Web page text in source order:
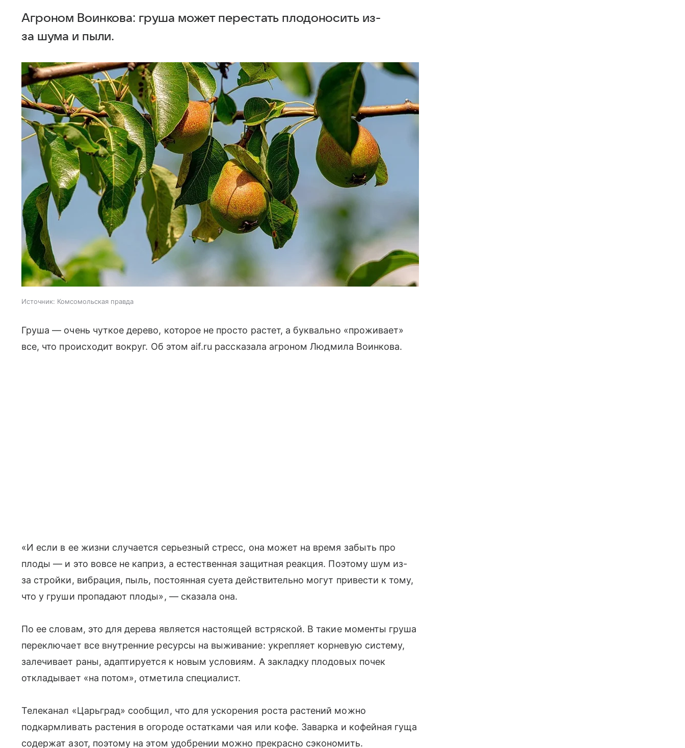
Агроном Воинкова: груша может перестать плодоносить из-
за шума и пыли.
Источник: Комсомольская правда
Груша — очень чуткое дерево, которое не просто растет, а буквально «проживает»
все, что происходит вокруг. Об этом aif.ru рассказала агроном Людмила Воинкова.
«И если в ее жизни случается серьезный стресс, она может на время забыть про
плоды — и это вовсе не каприз, а естественная защитная реакция. Поэтому шум из-
за стройки, вибрация, пыль, постоянная суета действительно могут привести к тому,
что у груши пропадают плоды», — сказала она.
По ее словам, это для дерева является настоящей встряской. В такие моменты груша
переключает все внутренние ресурсы на выживание: укрепляет корневую систему,
залечивает раны, адаптируется к новым условиям. А закладку плодовых почек
откладывает «на потом», отметила специалист.
Телеканал «Царьград» сообщил, что для ускорения роста растений можно
подкармливать растения в огороде остатками чая или кофе. Заварка и кофейная гуща
содержат азот, поэтому на этом удобрении можно прекрасно сэкономить.